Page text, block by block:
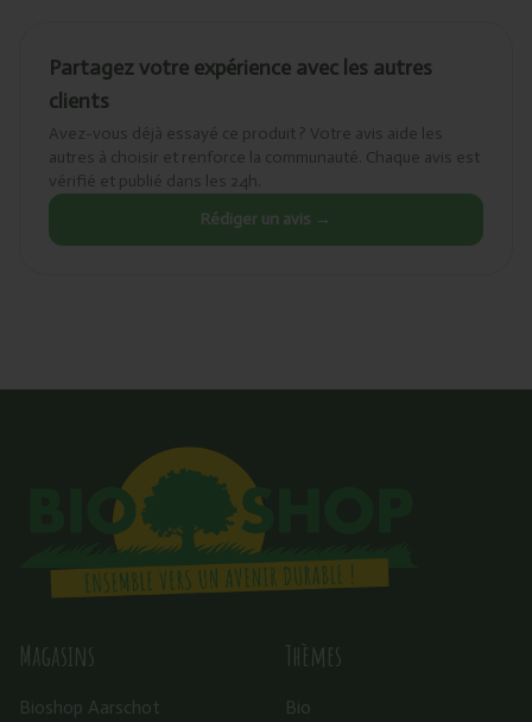
Partagez votre expérience avec les autres
clients
Avez-vous déjà essayé ce produit ? Votre avis aide les
autres à choisir et renforce la communauté. Chaque avis est
vérifié et publié dans les 24h.
Rédiger un avis →
Magasins
Bioshop Aarschot
Thèmes
Bio